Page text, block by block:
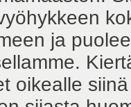
ja
oikealle